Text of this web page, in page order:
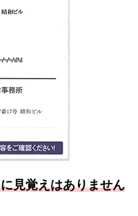
見覚えはありません